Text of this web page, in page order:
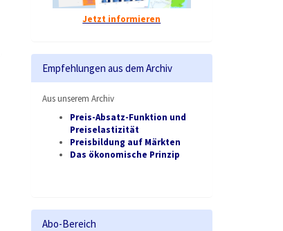
Jetzt informieren
Empfehlungen aus dem Archiv
Aus unserem Archiv
Preis-Absatz-Funktion und
Preiselastizität
Preisbildung auf Märkten
Das ökonomische Prinzip
Abo-Bereich